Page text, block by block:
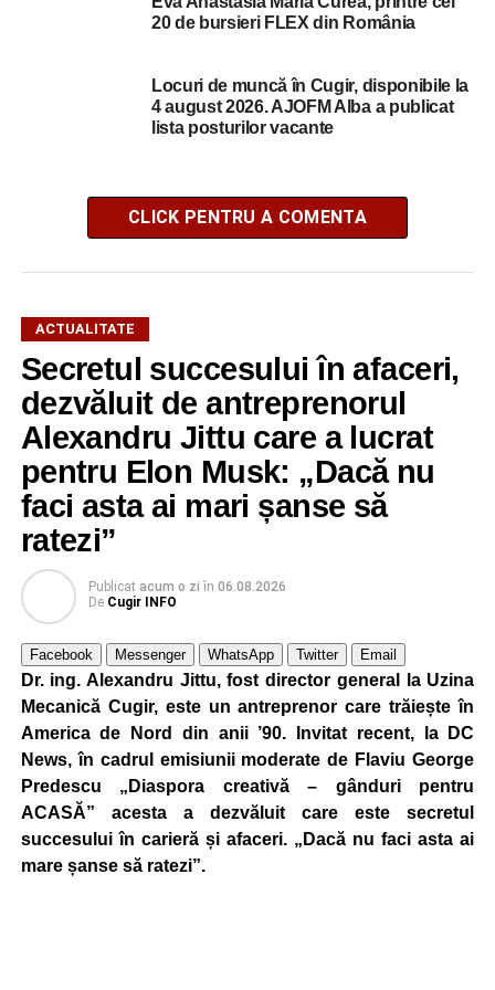
20 de bursieri FLEX din România
Locuri de muncă în Cugir, disponibile la
4 august 2026. AJOFM Alba a publicat
lista posturilor vacante
CLICK PENTRU A COMENTA
ACTUALITATE
Secretul succesului în afaceri,
dezvăluit de antreprenorul
Alexandru Jittu care a lucrat
pentru Elon Musk: „Dacă nu
faci asta ai mari șanse să
ratezi”
Publicat acum o zi în 06.08.2026
De Cugir INFO
Facebook Messenger WhatsApp Twitter Email
Dr. ing. Alexandru Jittu, fost director general la Uzina
Mecanică Cugir, este un antreprenor care trăiește în
America de Nord din anii ’90. Invitat recent, la DC
News, în cadrul emisiunii moderate de Flaviu George
Predescu „Diaspora creativă – gânduri pentru
ACASĂ” acesta a dezvăluit care este secretul
succesului în carieră și afaceri. „Dacă nu faci asta ai
mare șanse să ratezi”.